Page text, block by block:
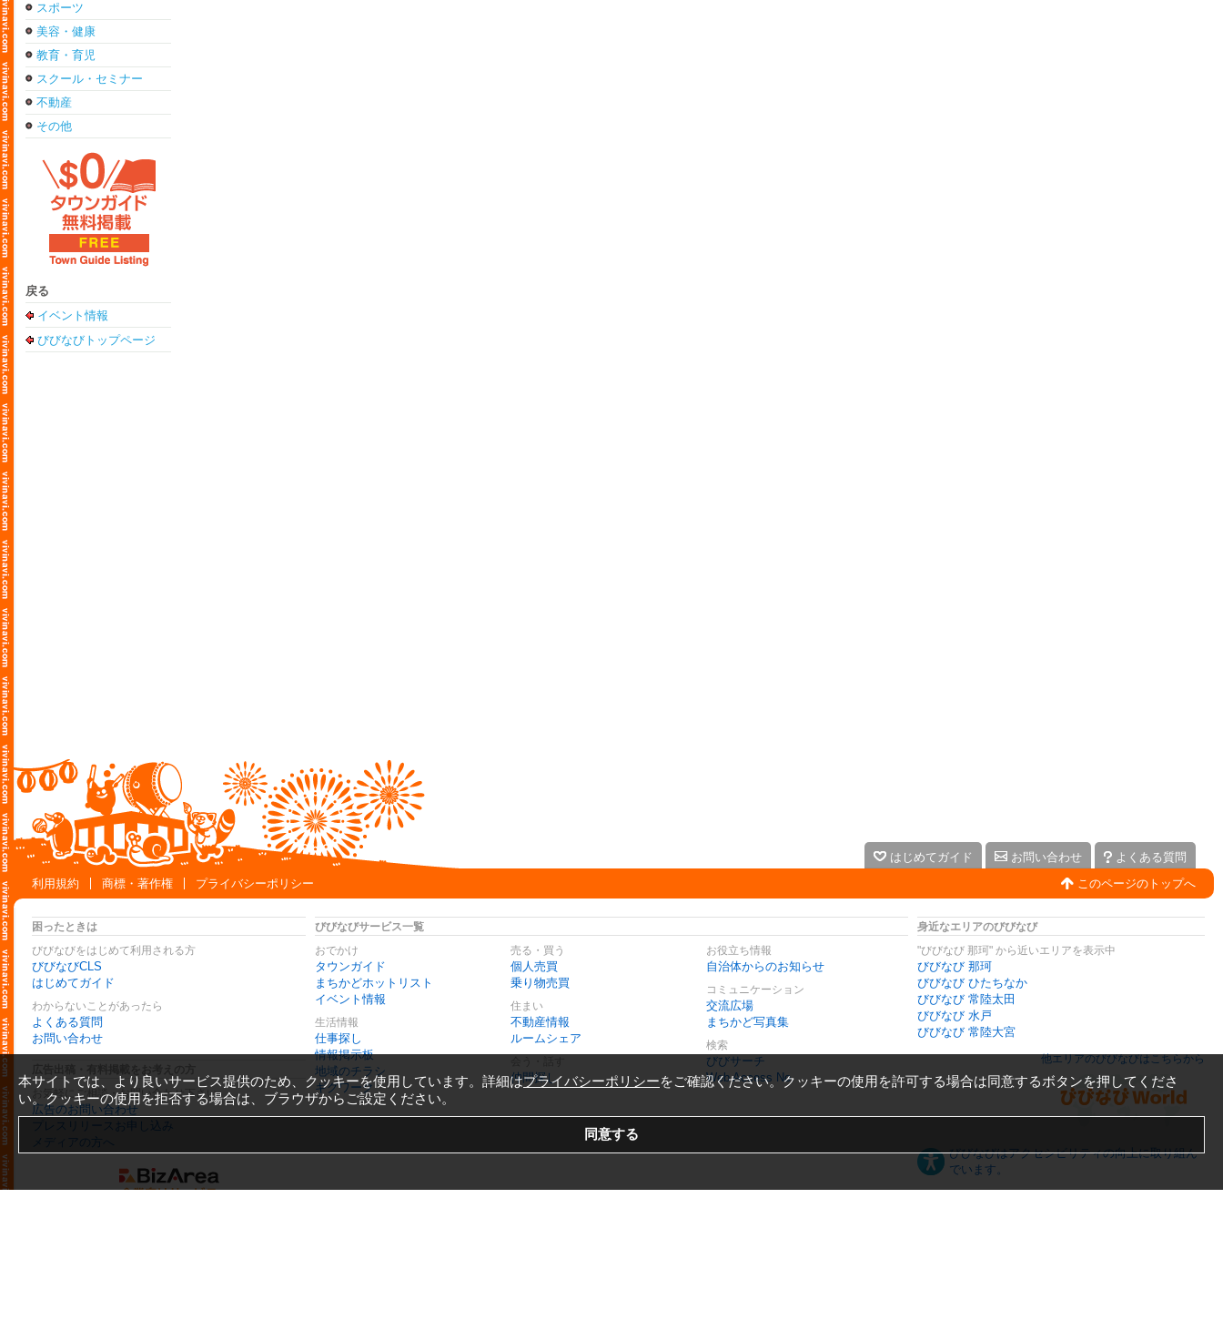
スポーツ
美容・健康
教育・育児
スクール・セミナー
不動産
その他
戻る
イベント情報
びびなびトップページ
はじめてガイド お問い合わせ
よくある質問
利用規約
商標・著作権 プライバシーポリシー このページのトップへ
困ったときは
びびなびをはじめて利用される方
びびなびCLS
はじめてガイド
わからないことがあったら
よくある質問
お問い合わせ
お気軽にご相談・お問い合わせ下さい
広告のお問い合わせ
プレスリリースお申し込み
メディアの方へ
びびなびサービス一覧
おでかけ
タウンガイド
まちかどホットリスト
イベント情報
生活情報
仕事探し
情報掲示板
地域のチラシ
ギグワーク
売る・買う
個人売買
乗り物売買
住まい
不動産情報
ルームシェア
仲間探し
お役立ち情報
自治体からのお知らせ
コミュニケーション
交流広場
まちかど写真集
検索
びびサーチ
Web Access No.
身近なエリアのびびなび
"びびなび 那珂" から近いエリアを表示中
びびなび 那珂
びびなび ひたちなか
びびなび 常陸太田
びびなび 水戸
びびなび 常陸大宮
他エリアのびびなびはこちらから
びびなびはアクセシビリティの向上に取り組ん
でいます。
本サイトでは、より良いサービス提供のため、クッキーを使用しています。詳細はプライバシーポリシーをご確認ください。クッキーの使用を許可する場合は同意するボタンを押してくださ
い。クッキーの使用を拒否する場合は、ブラウザからご設定ください。